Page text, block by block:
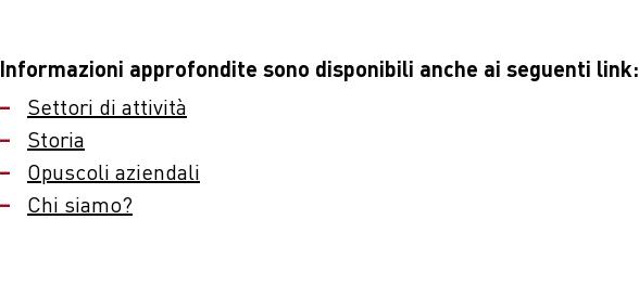
Informazioni approfondite sono disponibili anche ai seguenti link:
Settori di attività
Storia
Opuscoli aziendali
Chi siamo?